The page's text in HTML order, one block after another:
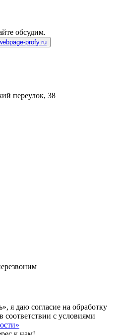
обсудим.
profy.ru
переулок, 38
я даю согласие на обработку
с условиями